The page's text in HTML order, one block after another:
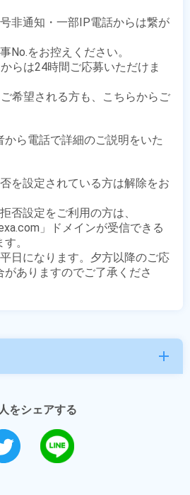
非通知・一部IP電話からは繋が
No.をお控えください。
らは24時間ご応募いただけま
希望される方も、こちらからご
から電話で詳細のご説明をいた
を設定されている方は解除をお
否設定をご利用の方は、
」ドメインが受信できる
。
日になります。夕方以降のご応
ありますのでご了承くださ
add
をシェアする